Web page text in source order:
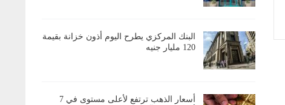
البنك المركزي يطرح اليوم أذون خزانة بقيمة
120 مليار جنيه
أسعار الذهب ترتفع لأعلى مستوى في 7